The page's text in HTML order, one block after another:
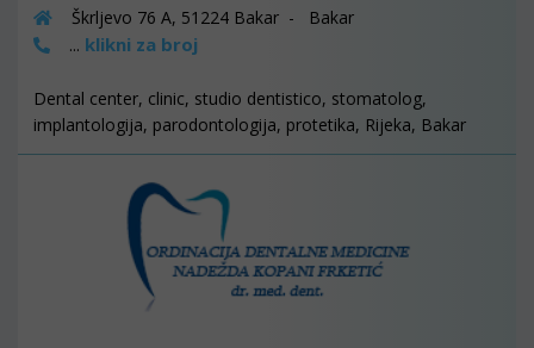
Škrljevo 76 A, 51224 Bakar - Bakar
... klikni za broj
Dental center, clinic, studio dentistico, stomatolog,
implantologija, parodontologija, protetika, Rijeka, Bakar